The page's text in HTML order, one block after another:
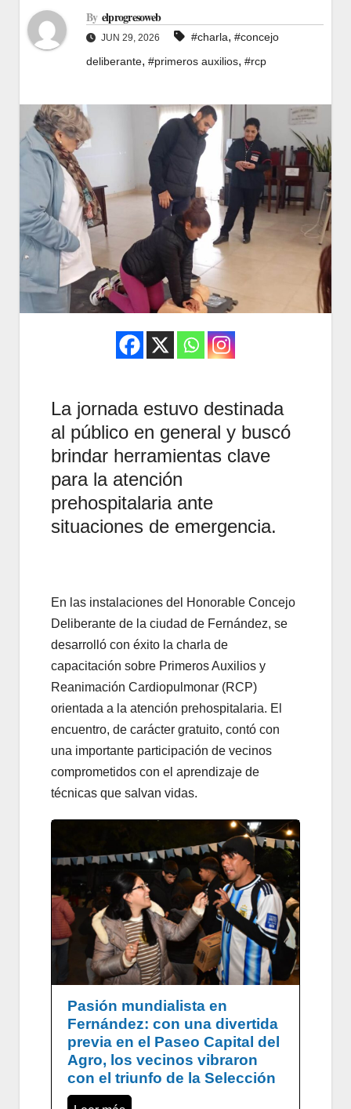
By elprogresoweb
JUN 29, 2026 #charla, #concejo
deliberante, #primeros auxilios, #rcp
La jornada estuvo destinada
al público en general y buscó
brindar herramientas clave
para la atención
prehospitalaria ante
situaciones de emergencia.
En las instalaciones del Honorable Concejo
Deliberante de la ciudad de Fernández, se
desarrolló con éxito la charla de
capacitación sobre Primeros Auxilios y
Reanimación Cardiopulmonar (RCP)
orientada a la atención prehospitalaria. El
encuentro, de carácter gratuito, contó con
una importante participación de vecinos
comprometidos con el aprendizaje de
técnicas que salvan vidas.
Pasión mundialista en
Fernández: con una divertida
previa en el Paseo Capital del
Agro, los vecinos vibraron
con el triunfo de la Selección